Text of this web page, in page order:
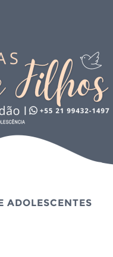
ADOLESCENTES